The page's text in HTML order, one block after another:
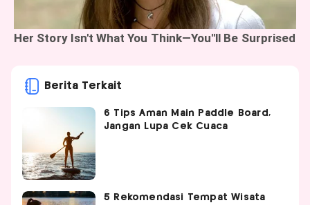
Berita Terkait
6 Tips Aman Main Paddle Board,
Jangan Lupa Cek Cuaca
5 Rekomendasi Tempat Wisata